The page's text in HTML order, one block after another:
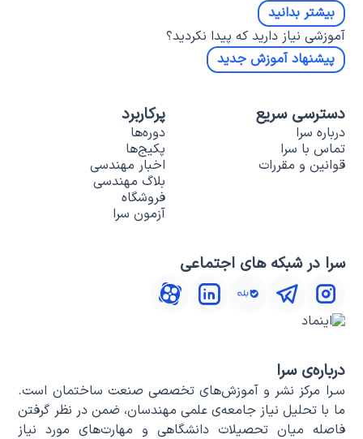
بیشتر بدانید
آموزشی نیاز دارید که پیدا نکردید؟
پیشنهاد آموزش جدید
دسترسی سریع
درباره سرا
تماس با سرا
قوانین و مقررات
پرکاربرد
دوره‌ها
پکیج‌ها
اخبار مهندسی
بلاگ مهندسی
فروشگاه
آزمون سرا
سرا در شبکه های اجتماعی
درباره‌ی سرا
سـرا مرکز نشر و آموزش‌های تخصصی صنعت ساختمان است.
ما با تحلیل نیاز جامعه‌ی علمی مهندسان، ضمن در نظر گرفتن
فاصله میان تحصیلات دانشگاهی و مهارت‌های مورد نیاز